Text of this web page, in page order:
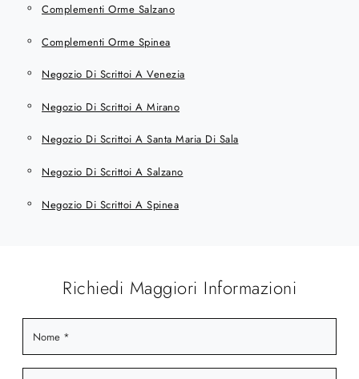
Complementi Orme Salzano
Complementi Orme Spinea
Negozio Di Scrittoi A Venezia
Negozio Di Scrittoi A Mirano
Negozio Di Scrittoi A Santa Maria Di Sala
Negozio Di Scrittoi A Salzano
Negozio Di Scrittoi A Spinea
Richiedi Maggiori Informazioni